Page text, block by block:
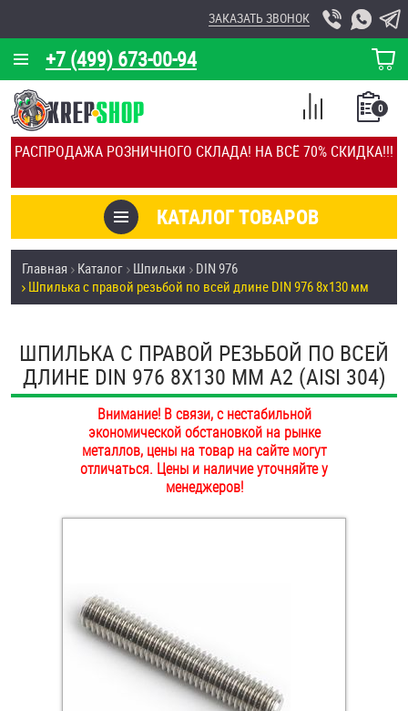
РАСПРОДАЖА РОЗНИЧНОГО СКЛАДА! НА ВСЁ 70% СКИДКА!!!
+7 (499) 673-00-94
ЗАКАЗАТЬ ЗВОНОК
КОРЗИНА
О КОМПАНИИ
КАЛЬКУЛЯТОР
ОТЗЫВЫ
УСЛУГИ
СКИДКИ
ОПТ
ПОКУПАТЕЛЯМ
ОПЛАТА И ДОСТАВКА
НАШИ МАГАЗИНЫ
КАТАЛОГ ТОВАРОВ
0
СПИСОК
СРАВНЕНИЕ
Товары со скидкой
Анкеры
Антивандальный крепёж, инструмент
Болты и винты
Втулки
Заклепки (Гайки-Заклепки)
Главная Каталог Шпильки
DIN 976
Шпилька с правой резьбой по всей длине DIN 976 8х130 мм
ШПИЛЬКА С ПРАВОЙ РЕЗЬБОЙ ПО ВСЕЙ
ДЛИНЕ DIN 976 8Х130 ММ А2 (AISI 304)
Внимание! В связи, с нестабильной
экономической обстановкой на рынке
металлов, цены на товар на сайте могут
отличаться. Цены и наличие уточняйте у
менеджеров!